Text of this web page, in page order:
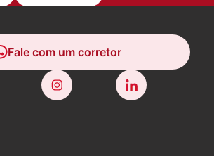
Fale com um corretor